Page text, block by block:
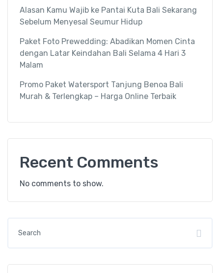
Alasan Kamu Wajib ke Pantai Kuta Bali Sekarang
Sebelum Menyesal Seumur Hidup
Paket Foto Prewedding: Abadikan Momen Cinta
dengan Latar Keindahan Bali Selama 4 Hari 3
Malam
Promo Paket Watersport Tanjung Benoa Bali
Murah & Terlengkap – Harga Online Terbaik
Recent Comments
No comments to show.